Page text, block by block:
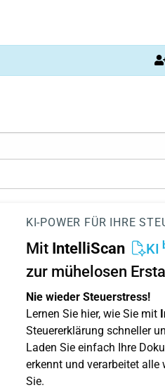
KI-POWER FÜR IHRE
Mit IntelliScan KI
zur mühelosen
Nie wieder Steuerstress!
Lernen Sie hier, wie Sie mit
Steuererklärung schneller
Laden Sie einfach Ihre
erkennt und verarbeitet
Sie.